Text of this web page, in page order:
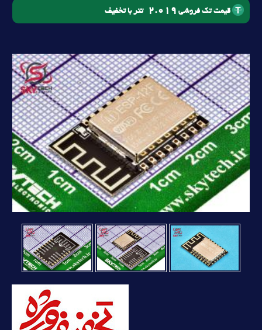
قیمت تک فروشی 2.019 تتر با تخفیف